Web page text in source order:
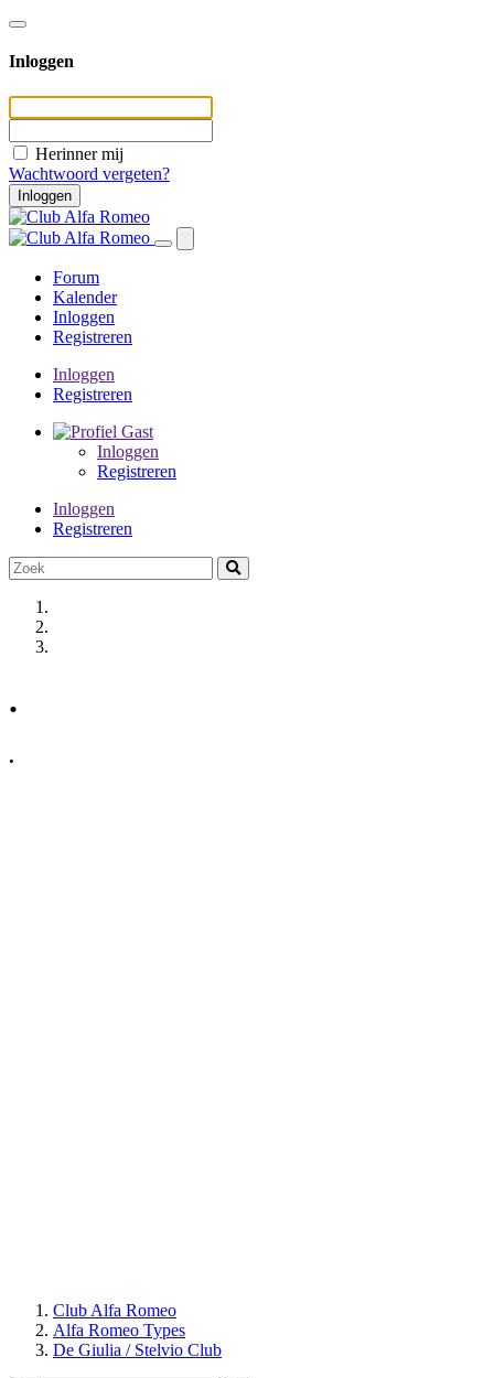
Inloggen
Herinner mij
Wachtwoord vergeten?
Inloggen
Forum
Kalender
Inloggen
Registreren
Inloggen
Registreren
Gast
Inloggen
Registreren
Inloggen
Registreren
.
.
Club Alfa Romeo
Alfa Romeo Types
De Giulia / Stelvio Club